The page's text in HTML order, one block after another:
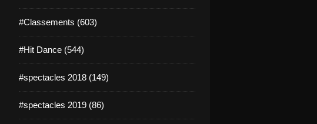
#Classements (603)
#Hit Dance (544)
#spectacles 2018 (149)
#spectacles 2019 (86)